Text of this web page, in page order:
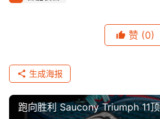
赞 (0)
生成海报
跑向胜利 Saucony